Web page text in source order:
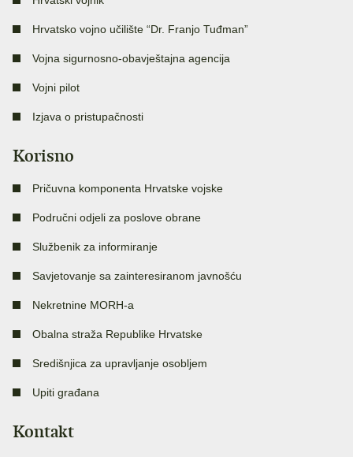
Hrvatsko vojno učilište “Dr. Franjo Tuđman”
Vojna sigurnosno-obavještajna agencija
Vojni pilot
Izjava o pristupačnosti
Korisno
Pričuvna komponenta Hrvatske vojske
Područni odjeli za poslove obrane
Službenik za informiranje
Savjetovanje sa zainteresiranom javnošću
Nekretnine MORH-a
Obalna straža Republike Hrvatske
Središnjica za upravljanje osobljem
Upiti građana
Kontakt